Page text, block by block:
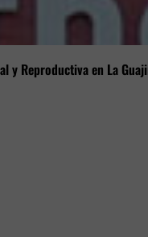
y Reproductiva en La